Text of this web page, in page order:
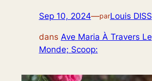
Sep 10, 2024—parLouis DISS
dans Ave Maria À Travers Le
Monde; Scoop: